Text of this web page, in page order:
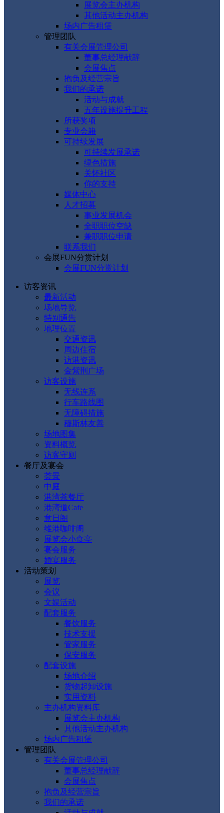
展览会主办机构
其他活动主办机构
场内广告租赁
管理团队
有关会展管理公司
董事总经理献辞
会展焦点
抱负及经营宗旨
我们的承诺
活动与成就
五年设施提升工程
所获奖项
专业会籍
可持续发展
可持续发展承诺
绿色措施
关怀社区
你的支持
媒体中心
人才招募
事业发展机会
全职职位空缺
兼职职位申请
联系我们
会展FUN分赏计划
会展FUN分赏计划
访客资讯
最新活动
场地导览
特别通告
地理位置
交通资讯
周边住宿
访港资讯
金紫荆广场
访客设施
无线连系
行车路线图
无障碍措施
穆斯林友善
场地图集
资料概览
访客守则
餐厅及宴会
荟景
中庭
港湾茶餐厅
港湾道Cafe
意日阁
维港咖啡阁
展览会小食亭
宴会服务
婚宴服务
活动策划
展览
会议
文娱活动
配套服务
餐饮服务
技术支援
管家服务
保安服务
配套设施
场地介绍
货物起卸设施
实用资料
主办机构资料库
展览会主办机构
其他活动主办机构
场内广告租赁
管理团队
有关会展管理公司
董事总经理献辞
会展焦点
抱负及经营宗旨
我们的承诺